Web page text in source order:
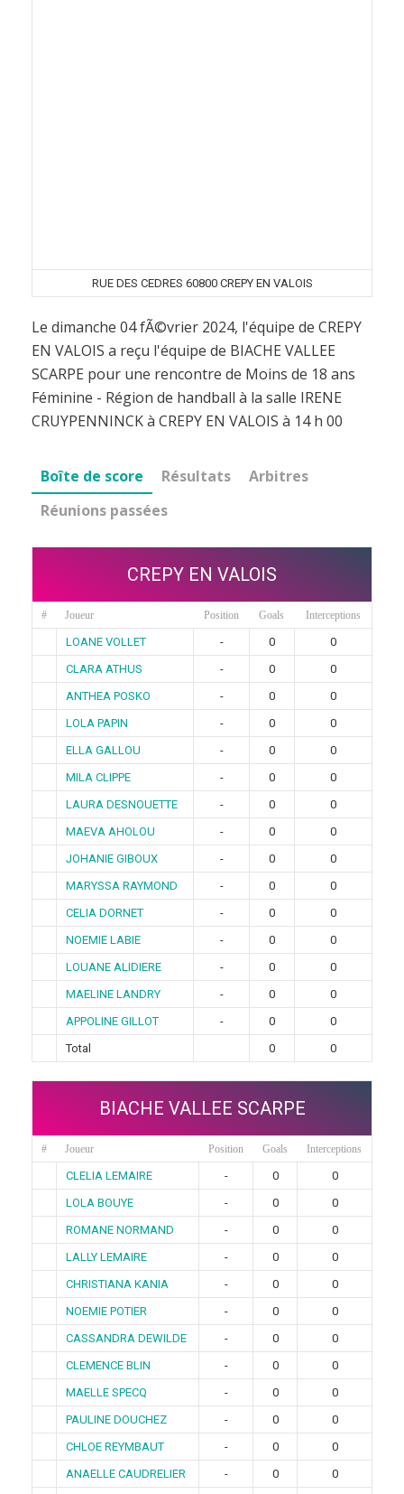
RUE DES CEDRES 60800 CREPY EN VALOIS
Le dimanche 04 fÃ©vrier 2024, l'équipe de CREPY
EN VALOIS a reçu l'équipe de BIACHE VALLEE
SCARPE pour une rencontre de Moins de 18 ans
Féminine - Région de handball à la salle IRENE
CRUYPENNINCK à CREPY EN VALOIS à 14 h 00
Boîte de score Résultats
Arbitres
Réunions passées
CREPY EN VALOIS
# Joueur Position Goals Interceptions
LOANE VOLLET - 0
0
CLARA ATHUS
- 0
0
ANTHEA POSKO
- 0
0
LOLA PAPIN
- 0
0
ELLA GALLOU
- 0
0
MILA CLIPPE
- 0
0
LAURA DESNOUETTE
- 0
0
MAEVA AHOLOU
- 0
0
JOHANIE GIBOUX
- 0
0
MARYSSA RAYMOND
- 0
0
CELIA DORNET
- 0
0
NOEMIE LABIE
- 0
0
LOUANE ALIDIERE
- 0
0
MAELINE LANDRY
- 0
0
APPOLINE GILLOT
- 0
0
Total
0 0
BIACHE VALLEE SCARPE
# Joueur Position Goals Interceptions
CLELIA LEMAIRE - 0
0
LOLA BOUYE
- 0
0
ROMANE NORMAND
- 0
0
LALLY LEMAIRE
- 0
0
CHRISTIANA KANIA
- 0
0
NOEMIE POTIER
- 0
0
CASSANDRA DEWILDE
- 0
0
CLEMENCE BLIN
- 0
0
MAELLE SPECQ
- 0
0
PAULINE DOUCHEZ
- 0
0
CHLOE REYMBAUT
- 0
0
ANAELLE CAUDRELIER
- 0
0